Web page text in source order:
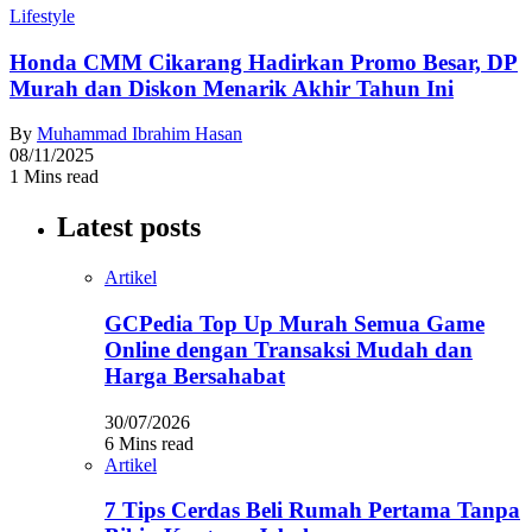
Lifestyle
Honda CMM Cikarang Hadirkan Promo Besar, DP
Murah dan Diskon Menarik Akhir Tahun Ini
By Muhammad Ibrahim Hasan
08/11/2025
1 Mins read
Latest posts
Artikel
GCPedia Top Up Murah Semua Game
Online dengan Transaksi Mudah dan
Harga Bersahabat
30/07/2026
6 Mins read
Artikel
7 Tips Cerdas Beli Rumah Pertama Tanpa